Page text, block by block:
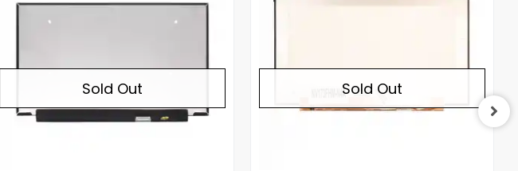
Sold Out Sold Out